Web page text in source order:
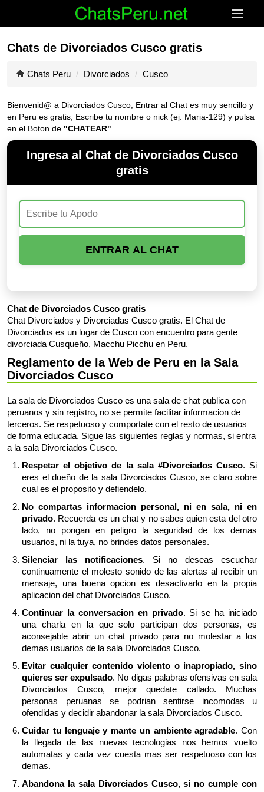
Chats de Divorciados Cusco gratis
Chats Peru Divorciados Cusco
Bienvenid@ a Divorciados Cusco, Entrar al Chat es muy sencillo y
en Peru es gratis, Escribe tu nombre o nick (ej. Maria-129) y pulsa
en el Boton de "CHATEAR"
Ingresa al Chat de Divorciados Cusco
gratis
ENTRAR AL CHAT
Chat de Divorciados Cusco gratis
Chat Divorciados y Divorciadas Cusco gratis. El Chat de
Divorciados es un lugar de Cusco con encuentro para gente
divorciada Cusqueño, Macchu Picchu en Peru.
Reglamento de la Web de Peru en la Sala
Divorciados Cusco
La sala de Divorciados Cusco es una sala de chat publica con
peruanos y sin registro, no se permite facilitar informacion de
terceros. Se respetuoso y comportate con el resto de usuarios
de forma educada. Sigue las siguientes reglas y normas, si entra
a la sala Divorciados Cusco.
Respetar el objetivo de la sala #Divorciados Cusco. Si
eres el dueño de la sala Divorciados Cusco, se claro sobre
cual es el proposito y defiendelo.
No compartas informacion personal, ni en sala, ni en
privado. Recuerda es un chat y no sabes quien esta del otro
lado, no pongan en peligro la seguridad de los demas
usuarios, ni la tuya, no brindes datos personales.
Silenciar las notificaciones. Si no deseas escuchar
continuamente el molesto sonido de las alertas al recibir un
mensaje, una buena opcion es desactivarlo en la propia
aplicacion del chat Divorciados Cusco.
Continuar la conversacion en privado. Si se ha iniciado
una charla en la que solo participan dos personas, es
aconsejable abrir un chat privado para no molestar a los
demas usuarios de la sala Divorciados Cusco.
Evitar cualquier contenido violento o inapropiado, sino
quieres ser expulsado. No digas palabras ofensivas en sala
Divorciados Cusco, mejor quedate callado. Muchas
personas peruanas se podrian sentirse incomodas u
ofendidas y decidir abandonar la sala Divorciados Cusco.
Cuidar tu lenguaje y mante un ambiente agradable. Con
la llegada de las nuevas tecnologias nos hemos vuelto
automatas y cada vez cuesta mas ser respetuoso con los
demas.
Abandona la sala Divorciados Cusco, si no cumple con